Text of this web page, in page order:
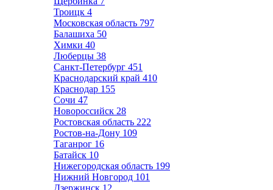
Троицк 4
Московская область 797
Балашиха 50
Химки 40
Люберцы 38
Санкт-Петербург 451
Краснодарский край 410
Краснодар 155
Сочи 47
Новороссийск 28
Ростовская область 222
Ростов-на-Дону 109
Таганрог 16
Батайск 10
Нижегородская область 199
Нижний Новгород 101
Дзержинск 12